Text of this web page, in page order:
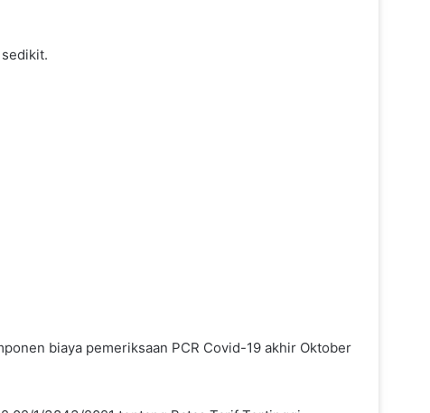
biaya pemeriksaan PCR Covid-19 akhir Oktober